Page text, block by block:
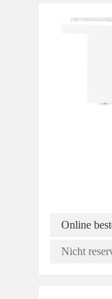
Online
Nicht